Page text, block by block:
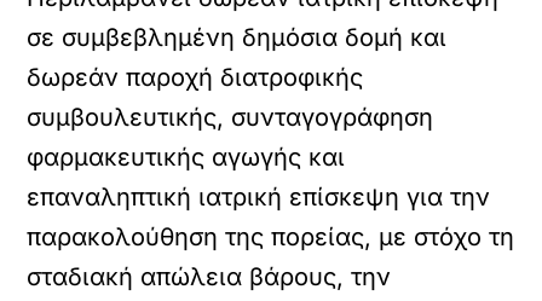
σε συμβεβλημένη δημόσια δομή και
δωρεάν παροχή διατροφικής
συμβουλευτικής, συνταγογράφηση
φαρμακευτικής αγωγής και
επαναληπτική ιατρική επίσκεψη για την
παρακολούθηση της πορείας, με στόχο τη
σταδιακή απώλεια βάρους, την